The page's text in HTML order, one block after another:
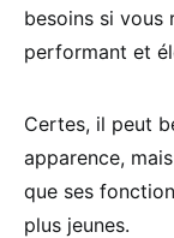
besoins si vous
performant et
Certes, il peut
apparence,
que ses
plus jeunes.